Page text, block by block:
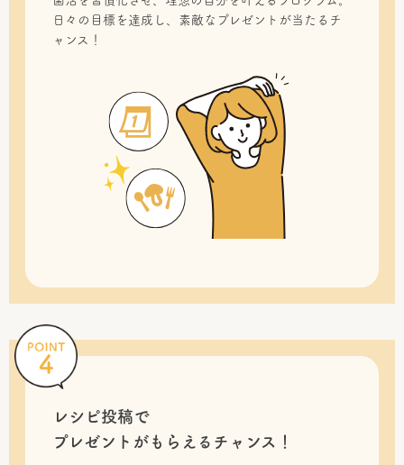
日々の目標を達成し、素敵なプレゼントが当たるチ
ャンス！
レシピ投稿で
プレゼントがもらえるチャンス！